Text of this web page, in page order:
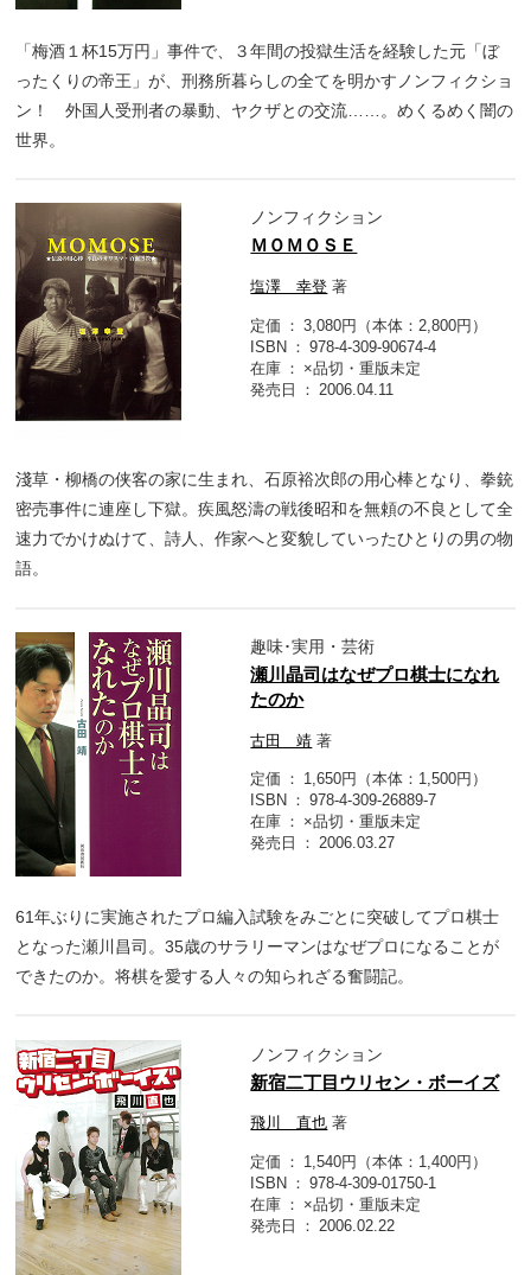
「梅酒１杯15万円」事件で、３年間の投獄生活を経験した元「ぼ
ったくりの帝王」が、刑務所暮らしの全てを明かすノンフィクショ
ン！ 外国人受刑者の暴動、ヤクザとの交流……。めくるめく闇の
世界。
ノンフィクション
ＭＯＭＯＳＥ
塩澤 幸登 著
定価
3,080円（本体：2,800円）
ISBN
978-4-309-90674-4
在庫
×品切・重版未定
発売日
2006.04.11
淺草・柳橋の侠客の家に生まれ、石原裕次郎の用心棒となり、拳銃
密売事件に連座し下獄。疾風怒濤の戦後昭和を無頼の不良として全
速力でかけぬけて、詩人、作家へと変貌していったひとりの男の物
語。
趣味･実用・芸術
瀬川晶司はなぜプロ棋士になれ
たのか
古田 靖 著
定価
1,650円（本体：1,500円）
ISBN
978-4-309-26889-7
在庫
×品切・重版未定
発売日
2006.03.27
61年ぶりに実施されたプロ編入試験をみごとに突破してプロ棋士
となった瀬川昌司。35歳のサラリーマンはなぜプロになることが
できたのか。将棋を愛する人々の知られざる奮闘記。
ノンフィクション
新宿二丁目ウリセン・ボーイズ
飛川 直也 著
定価
1,540円（本体：1,400円）
ISBN
978-4-309-01750-1
在庫
×品切・重版未定
発売日
2006.02.22